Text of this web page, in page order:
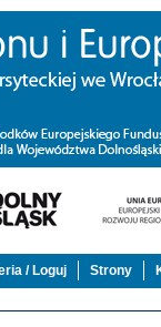
/ Loguj Strony